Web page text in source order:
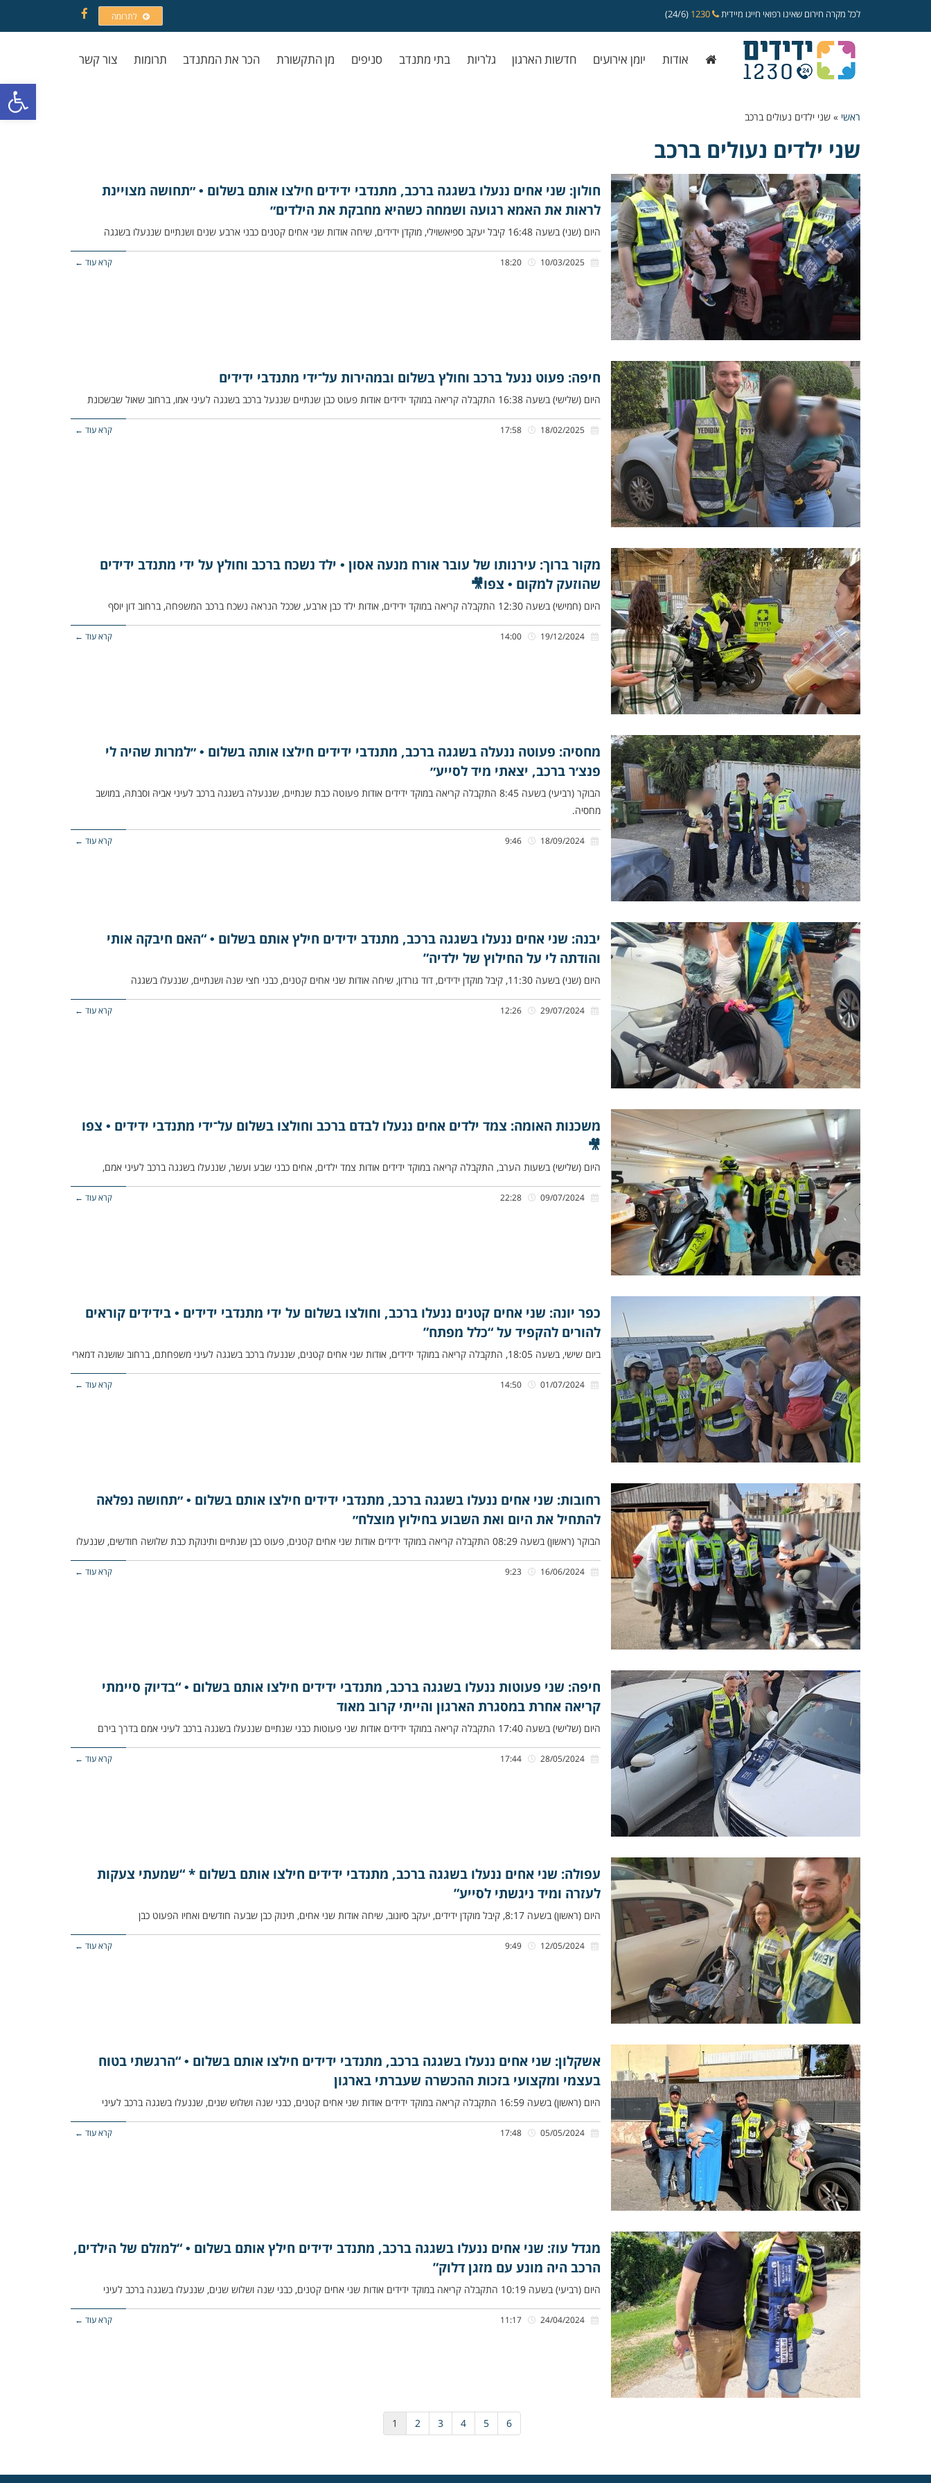
פתח
לכל מקרה חירום שאינו רפואי חייגו מיידית (24/6) לתרומה
Facebook
אודות יומן אירועים חדשות הארגון גלריות בתי מתנדב סניפים מן התקשורת הכר את המתנדב תרומות צור קשר
ראשי » שני ילדים נעולים ברכב
שני ילדים נעולים ברכב
חולון: שני אחים ננעלו בשגגה ברכב, מתנדבי ידידים חילצו אותם בשלום • ״תחושה מצויינת
לראות את האמא רגועה ושמחה כשהיא מחבקת את הילדים״
היום (שני) בשעה 16:48 קיבל יעקב ספיאשוילי, מוקדן ידידים, שיחה אודות שני אחים קטנים כבני ארבע שנים ושנתיים שננעלו בשגגה
קרא עוד ←
חיפה: פעוט ננעל ברכב וחולץ בשלום ובמהירות על־ידי מתנדבי ידידים
היום (שלישי) בשעה 16:38 התקבלה קריאה במוקד ידידים אודות פעוט כבן שנתיים שננעל ברכב בשגגה לעיני אמו, ברחוב שאול שבשכונת
קרא עוד ←
מקור ברוך: עירנותו של עובר אורח מנעה אסון • ילד נשכח ברכב וחולץ על ידי מתנדב ידידים
שהוזעק למקום • צפו🎥
היום (חמישי) בשעה 12:30 התקבלה קריאה במוקד ידידים, אודות ילד כבן ארבע, שככל הנראה נשכח ברכב המשפחה, ברחוב דון יוסף
קרא עוד ←
מחסיה: פעוטה ננעלה בשגגה ברכב, מתנדבי ידידים חילצו אותה בשלום • ״למרות שהיה לי
פנצ׳ר ברכב, יצאתי מיד לסייע״
הבוקר (רביעי) בשעה 8:45 התקבלה קריאה במוקד ידידים אודות פעוטה כבת שנתיים, שננעלה בשגגה ברכב לעיני אביהּ וסבתהּ, במושב
מחסיה.
קרא עוד ←
יבנה: שני אחים ננעלו בשגגה ברכב, מתנדב ידידים חילץ אותם בשלום • “האם חיבקה אותי
והודתה לי על החילוץ של ילדיה”
היום (שני) בשעה 11:30, קיבל מוקדן ידידים, דוד גורדון, שיחה אודות שני אחים קטנים, כבני חצי שנה ושנתיים, שננעלו בשגגה
קרא עוד ←
משכנות האומה: צמד ילדים אחים ננעלו לבדם ברכב וחולצו בשלום על־ידי מתנדבי ידידים • צפו
🎥
היום (שלישי) בשעות הערב, התקבלה קריאה במוקד ידידים אודות צמד ילדים, אחים כבני שבע ועשר, שננעלו בשגגה ברכב לעיני אמם,
קרא עוד ←
כפר יונה: שני אחים קטנים ננעלו ברכב, וחולצו בשלום על ידי מתנדבי ידידים • בידידים קוראים
להורים להקפיד על “כלל מפתח”
ביום שישי, בשעה 18:05, התקבלה קריאה במוקד ידידים, אודות שני אחים קטנים, שננעלו ברכב בשגגה לעיני משפחתם, ברחוב שושנה דמארי
קרא עוד ←
רחובות: שני אחים ננעלו בשגגה ברכב, מתנדבי ידידים חילצו אותם בשלום • ״תחושה נפלאה
להתחיל את היום ואת השבוע בחילוץ מוצלח״
הבוקר (ראשון) בשעה 08:29 התקבלה קריאה במוקד ידידים אודות שני אחים קטנים, פעוט כבן שנתיים ותינוקת כבת שלושה חודשים, שננעלו
קרא עוד ←
חיפה: שני פעוטות ננעלו בשגגה ברכב, מתנדבי ידידים חילצו אותם בשלום • “בדיוק סיימתי
קריאה אחרת במסגרת הארגון והייתי קרוב מאוד
היום (שלישי) בשעה 17:40 התקבלה קריאה במוקד ידידים אודות שני פעוטות כבני שנתיים שננעלו בשגגה ברכב לעיני אמם בדרך בירם
קרא עוד ←
עפולה: שני אחים ננעלו בשגגה ברכב, מתנדבי ידידים חילצו אותם בשלום * “שמעתי צעקות
לעזרה ומיד ניגשתי לסייע”
היום (ראשון) בשעה 8:17, קיבל מוקדן ידידים, יעקב סיונוב, שיחה אודות שני אחים, תינוק כבן שבעה חודשים ואחיו הפעוט כבן
קרא עוד ←
אשקלון: שני אחים ננעלו בשגגה ברכב, מתנדבי ידידים חילצו אותם בשלום • “הרגשתי בטוח
בעצמי ומקצועי בזכות ההכשרה שעברתי בארגון
היום (ראשון) בשעה 16:59 התקבלה קריאה במוקד ידידים אודות שני אחים קטנים, כבני שנה ושלוש שנים, שננעלו בשגגה ברכב לעיני
קרא עוד ←
מגדל עוז: שני אחים ננעלו בשגגה ברכב, מתנדב ידידים חילץ אותם בשלום • “למזלם של הילדים,
הרכב היה מונע עם מזגן דלוק”
היום (רביעי) בשעה 10:19 התקבלה קריאה במוקד ידידים אודות שני אחים קטנים, כבני שנה ושלוש שנים, שננעלו בשגגה ברכב לעיני
קרא עוד ←
1 2 3 4 5 6